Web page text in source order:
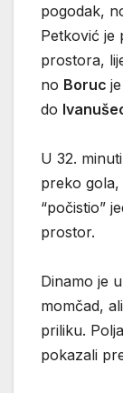
pogodak,
Petković je
prostora,
no Boruc
do
U 32.
preko gola,
“počistio”
prostor.
Dinamo je
momčad,
priliku.
pokazali